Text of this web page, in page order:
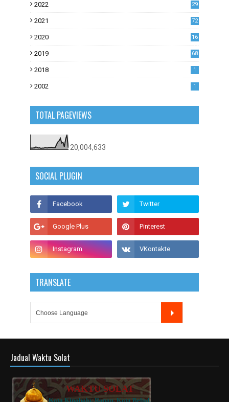
2022
29
2021
72
2020
16
2019
68
2018 1
2002 1
TOTAL PAGEVIEWS
20,004,633
SOCIAL PLUGIN
TRANSLATE
Jadual Waktu Solat